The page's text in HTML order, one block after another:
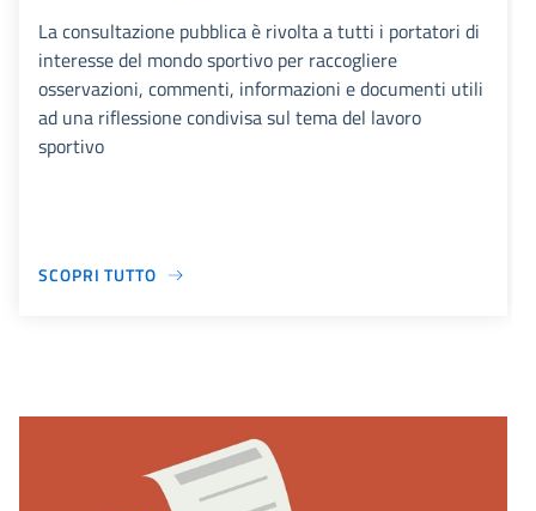
La consultazione pubblica è rivolta a tutti i portatori di
interesse del mondo sportivo per raccogliere
osservazioni, commenti, informazioni e documenti utili
ad una riflessione condivisa sul tema del lavoro
sportivo
SCOPRI TUTTO